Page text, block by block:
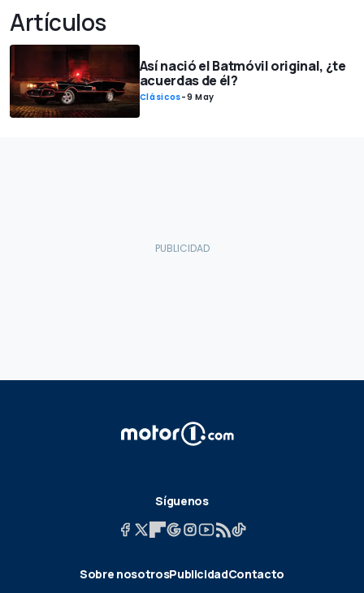
Artículos
Así nació el Batmóvil original, ¿te
acuerdas de él?
Clásicos-9 May
Síguenos
Sobre nosotrosPublicidadContacto